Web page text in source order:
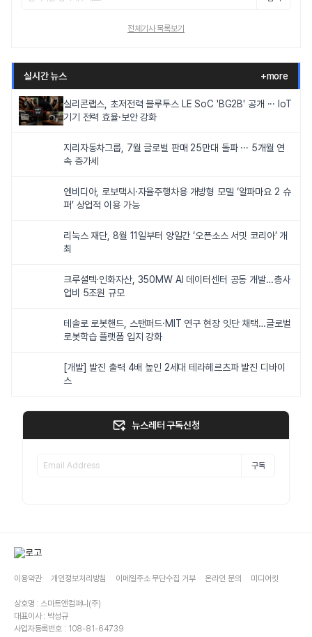
전체기사 목록보기
실시간 뉴스 +more
실리콘랩스, 초저전력 블루투스 LE SoC 'BG2B' 공개 ··· IoT
기기 전력 효율·보안 강화
지리자동차그룹, 7월 글로벌 판매 25만대 돌파 ··· 5개월 연
속 증가세
엔비디아, 로보택시·자율주행차용 개방형 모델 ‘알파마요 2 슈
퍼’ 상업적 이용 가능
리눅스 재단, 8월 11일부터 양일간 ‘오픈소스 서밋 코리아’ 개
최
크루셜텍·인화자산, 350MW AI 데이터센터 공동 개발…총사
업비 5조원 규모
테솔로 로봇핸드, 스탠퍼드·MIT 연구 현장 잇단 채택…글로벌
로봇학습 플랫폼 입지 강화
[개발] 발진 출력 4배 높인 2세대 테라헤르츠파 발진 디바이
스
뉴스레터 구독신청
구독
이용약관 개인정보처리방침 이메일주소 무단수집 거부 온라인 문의 미디어킷
상호명 : 스마트앤컴퍼니(주)
대표이사 : 박성규
사업자등록번호 : 108-81-64739